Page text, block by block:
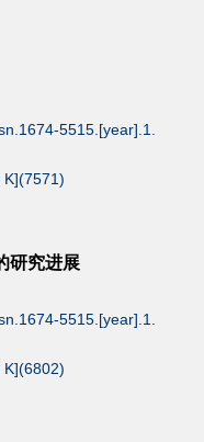
5515.[year].1.
K](7571)
研究进展
5515.[year].1.
K](6802)